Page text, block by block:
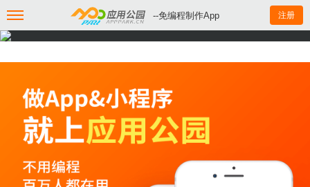
--免编程制作App 注册